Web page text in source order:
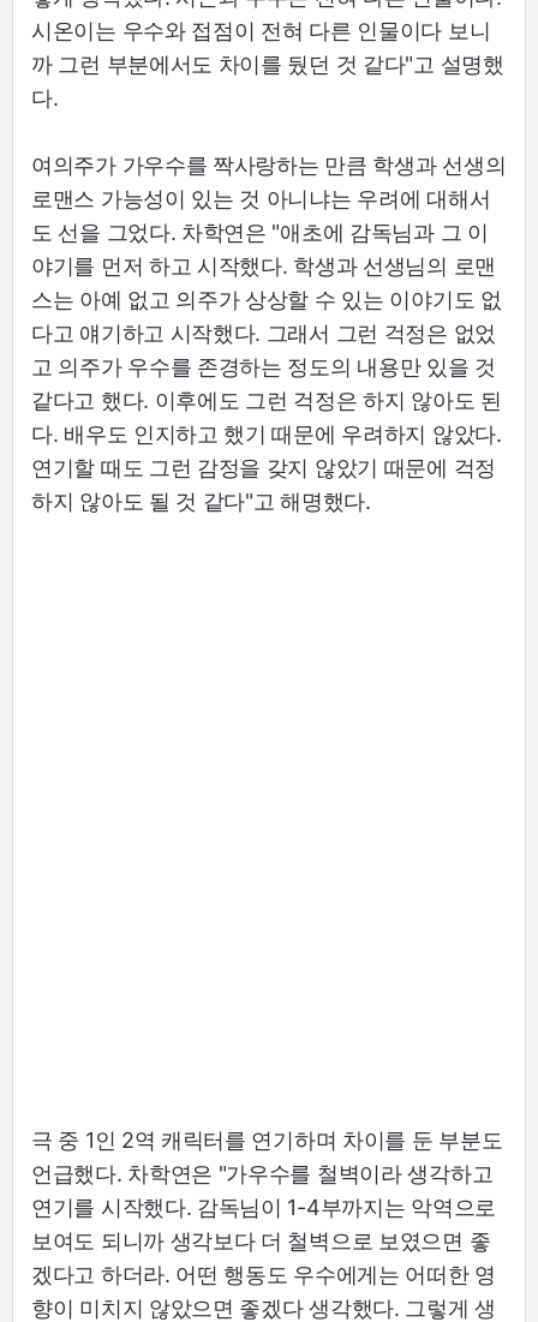
시온이는 우수와 접점이 전혀 다른 인물이다 보니
까 그런 부분에서도 차이를 뒀던 것 같다"고 설명했
다.
여의주가 가우수를 짝사랑하는 만큼 학생과 선생의
로맨스 가능성이 있는 것 아니냐는 우려에 대해서
도 선을 그었다. 차학연은 "애초에 감독님과 그 이
야기를 먼저 하고 시작했다. 학생과 선생님의 로맨
스는 아예 없고 의주가 상상할 수 있는 이야기도 없
다고 얘기하고 시작했다. 그래서 그런 걱정은 없었
고 의주가 우수를 존경하는 정도의 내용만 있을 것
같다고 했다. 이후에도 그런 걱정은 하지 않아도 된
다. 배우도 인지하고 했기 때문에 우려하지 않았다.
연기할 때도 그런 감정을 갖지 않았기 때문에 걱정
하지 않아도 될 것 같다"고 해명했다.
극 중 1인 2역 캐릭터를 연기하며 차이를 둔 부분도
언급했다. 차학연은 "가우수를 철벽이라 생각하고
연기를 시작했다. 감독님이 1-4부까지는 악역으로
보여도 되니까 생각보다 더 철벽으로 보였으면 좋
겠다고 하더라. 어떤 행동도 우수에게는 어떠한 영
향이 미치지 않았으면 좋겠다 생각했다. 그렇게 생